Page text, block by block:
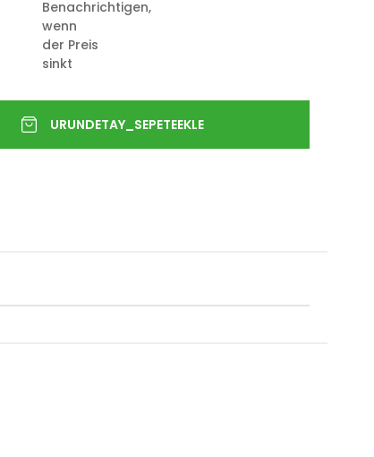
Benachrichtigen,
wenn
der Preis
sinkt